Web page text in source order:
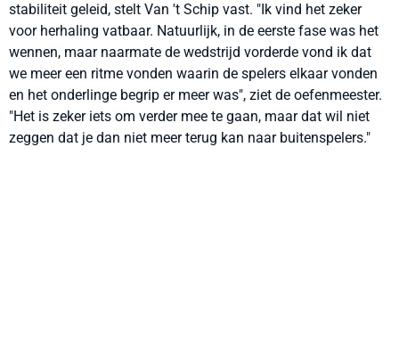
stabiliteit geleid, stelt Van 't Schip vast. "Ik vind het zeker
voor herhaling vatbaar. Natuurlijk, in de eerste fase was het
wennen, maar naarmate de wedstrijd vorderde vond ik dat
we meer een ritme vonden waarin de spelers elkaar vonden
en het onderlinge begrip er meer was", ziet de oefenmeester.
"Het is zeker iets om verder mee te gaan, maar dat wil niet
zeggen dat je dan niet meer terug kan naar buitenspelers."